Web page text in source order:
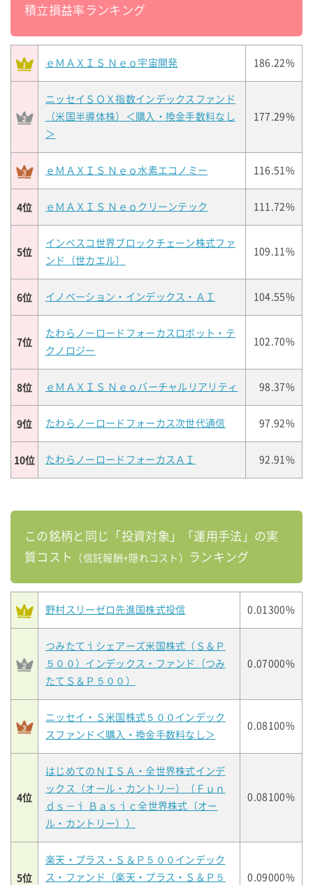
積立損益率ランキング
ｅＭＡＸＩＳ Ｎｅｏ宇宙開発 186.22%
ニッセイＳＯＸ指数インデックスファンド
（米国半導体株）＜購入・換金手数料なし
＞
177.29%
ｅＭＡＸＩＳ Ｎｅｏ水素エコノミー 116.51%
4位 ｅＭＡＸＩＳ Ｎｅｏクリーンテック 111.72%
5位
インベスコ世界ブロックチェーン株式ファ
ンド（世カエル）
109.11%
6位 イノベーション・インデックス・ＡＩ 104.55%
7位
たわらノーロードフォーカスロボット・テ
クノロジー
102.70%
8位 ｅＭＡＸＩＳ Ｎｅｏバーチャルリアリティ 98.37%
9位 たわらノーロードフォーカス次世代通信 97.92%
10位 たわらノーロードフォーカスＡＩ 92.91%
この銘柄と同じ「投資対象」「運用手法」の実
質コスト
（信託報酬+隠れコスト） ランキング
野村スリーゼロ先進国株式投信 0.01300%
つみたてｉシェアーズ米国株式（Ｓ＆Ｐ
５００）インデックス・ファンド（つみ
たてＳ＆Ｐ５００）
0.07000%
ニッセイ・Ｓ米国株式５００インデック
スファンド＜購入・換金手数料なし＞
0.08100%
4位
はじめてのＮＩＳＡ・全世界株式インデ
ックス（オール・カントリー）（Ｆｕｎ
ｄｓ－ｉ Ｂａｓｉｃ全世界株式（オー
ル・カントリー））
0.08100%
5位
楽天・プラス・Ｓ＆Ｐ５００インデック
ス・ファンド（楽天・プラス・Ｓ＆Ｐ５
0.09000%